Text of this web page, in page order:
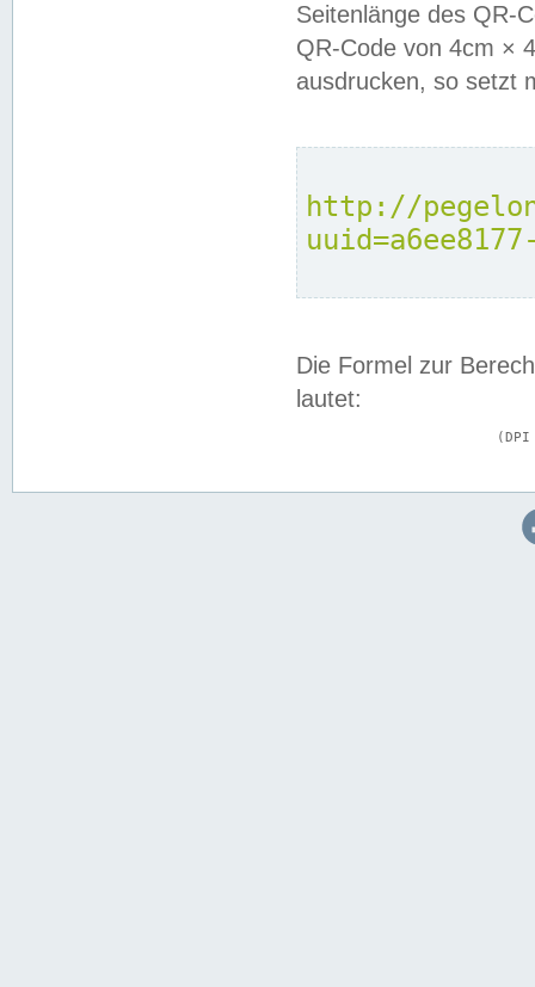
Seitenlänge des QR-
QR-Code von 4cm ×
ausdrucken, so setzt
http://
Die Formel zur
lautet: